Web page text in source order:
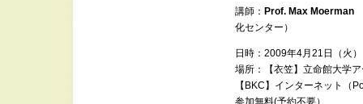
講師： Prof. Max Moerman
化センター）
日時：2009年4月21日（火
場所：【衣笠】立命館大学
【BKC】インターネット（
参加無料(予約不要）